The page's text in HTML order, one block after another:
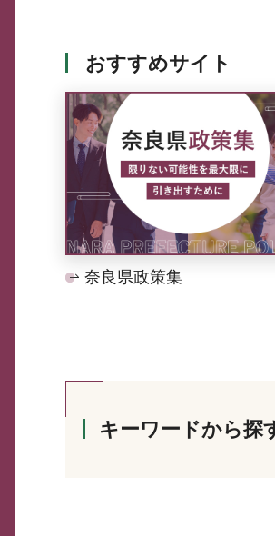
おすすめサイト
奈良県政策集
キーワードから探